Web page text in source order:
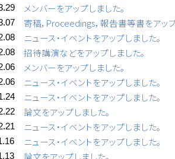
メンバーをアップしました。
寄稿，Proceedings，報告書等書をアップ
ニュース・イベントをアップしました。
招待講演などをアップしました。
メンバーをアップしました。
ニュース・イベントをアップしました。
ニュース・イベントをアップしました。
論文をアップしました。
ニュース・イベントをアップしました。
ニュース・イベントをアップしました。
論文をアップしました。